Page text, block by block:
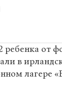
ребенка от
в
лагере